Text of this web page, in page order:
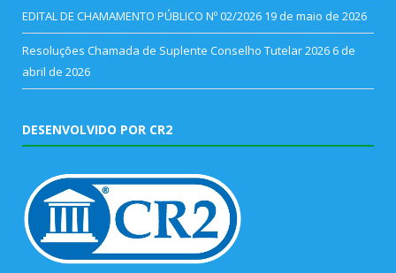
EDITAL DE CHAMAMENTO PÚBLICO Nº 02/2026 19 de maio de 2026
Resoluções Chamada de Suplente Conselho Tutelar 2026 6 de
abril de 2026
DESENVOLVIDO POR CR2